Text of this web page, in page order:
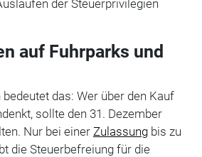
der Steuerprivilegien
auf Fuhrparks und
das: Wer über den Kauf
sollte den 31. Dezember
Nur bei einer Zulassungbis zu
die Steuerbefreiung für die